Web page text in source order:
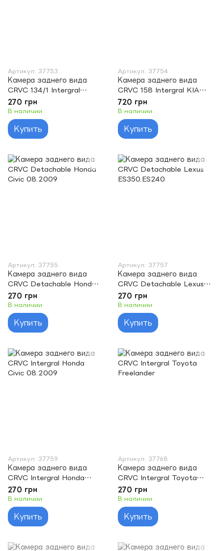
Артикул: 37753
Камера заднего вида
CRVC 134/1 Intergral
Lexus ES350.ES240
270 грн
В наличии
Купить
Артикул: 37754
Камера заднего вида
CRVC 158 Intergral KIA
Soul
720 грн
В наличии
Купить
Артикул: 37755
Камера заднего вида
CRVC Detachable Honda
Civic 08.2009
270 грн
В наличии
Купить
Артикул: 37757
Камера заднего вида
CRVC Detachable Lexus
ES350.ES240
270 грн
В наличии
Купить
Артикул: 37759
Камера заднего вида
CRVC Intergral Honda
Civic 08.2009
270 грн
В наличии
Купить
Артикул: 37768
Камера заднего вида
CRVC Intergral Toyota
Freelander
270 грн
В наличии
Купить